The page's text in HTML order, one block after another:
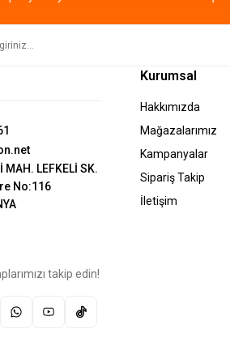
MAH. LEFKELİ SK.
No:116
takip edin!
Kurumsal
Hakkımızda
Mağazalarımız
Kampanyalar
Sipariş Takip
İletişim